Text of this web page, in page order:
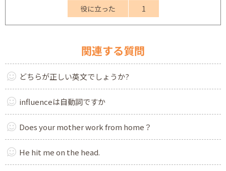
役に立った 1
関連する質問
どちらが正しい英文でしょうか?
influenceは自動詞ですか
Does your mother work from home？
He hit me on the head.